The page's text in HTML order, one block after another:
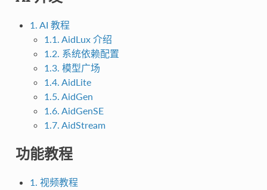
1. AI 教程
1.1. AidLux 介绍
1.2. 系统依赖配置
1.3. 模型广场
1.4. AidLite
1.5. AidGen
1.6. AidGenSE
1.7. AidStream
功能教程
1. 视频教程